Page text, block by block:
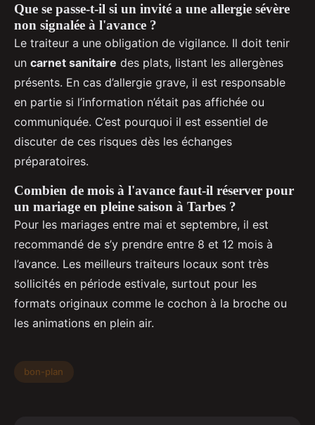
Que se passe-t-il si un invité a une allergie sévère
non signalée à l'avance ?
Le traiteur a une obligation de vigilance. Il doit tenir
un carnet sanitaire des plats, listant les allergènes
présents. En cas d’allergie grave, il est responsable
en partie si l’information n’était pas affichée ou
communiquée. C’est pourquoi il est essentiel de
discuter de ces risques dès les échanges
préparatoires.
Combien de mois à l'avance faut-il réserver pour
un mariage en pleine saison à Tarbes ?
Pour les mariages entre mai et septembre, il est
recommandé de s’y prendre entre 8 et 12 mois à
l’avance. Les meilleurs traiteurs locaux sont très
sollicités en période estivale, surtout pour les
formats originaux comme le cochon à la broche ou
les animations en plein air.
bon-plan